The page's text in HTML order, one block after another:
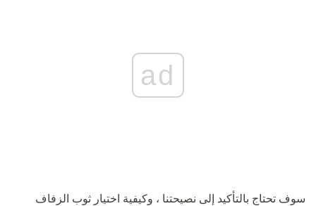
ad
سوف تحتاج بالتأكيد إلى نصيحتنا ، وكيفية اختيار ثوب الزفاف